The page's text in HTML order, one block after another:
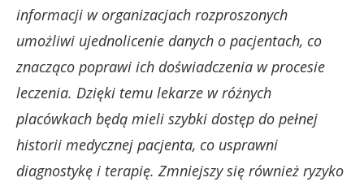
informacji w organizacjach rozproszonych
umożliwi ujednolicenie danych o pacjentach, co
znacząco poprawi ich doświadczenia w procesie
leczenia. Dzięki temu lekarze w różnych
placówkach będą mieli szybki dostęp do pełnej
historii medycznej pacjenta, co usprawni
diagnostykę i terapię. Zmniejszy się również ryzyko